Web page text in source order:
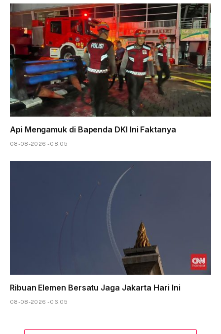
Api Mengamuk di Bapenda DKI Ini Faktanya
08-08-2026 - 08.05
Ribuan Elemen Bersatu Jaga Jakarta Hari Ini
08-08-2026 - 06.05